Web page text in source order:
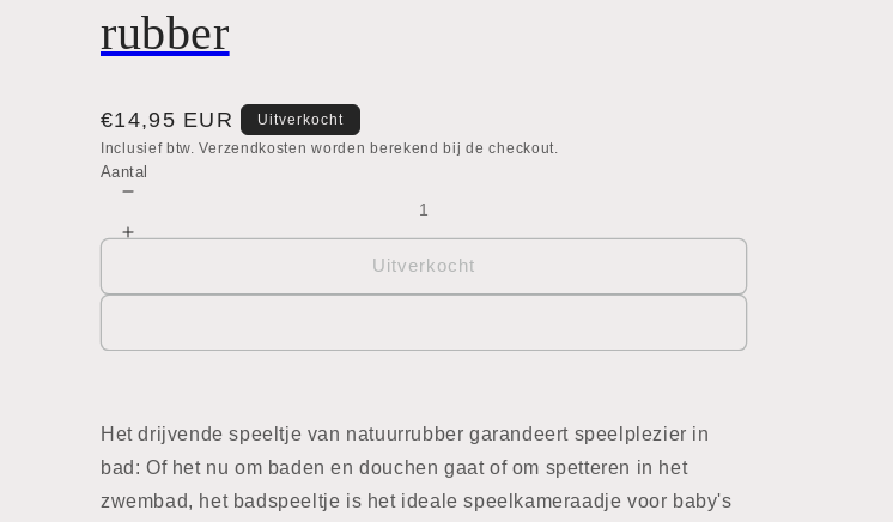
rubber
Normale
prijs
€14,95 EUR
Uitverkocht
Inclusief btw. Verzendkosten worden berekend bij de checkout.
Aantal
verlagen
Eend
Natuurlijk
Aantal
voor
Uitverkocht
Het drijvende speeltje van natuurrubber garandeert speelplezier in
bad: Of het nu om baden en douchen gaat of om spetteren in het
zwembad, het badspeeltje is het ideale speelkameraadje voor baby's